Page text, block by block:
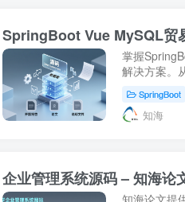
SpringBoot Vue MySQL贸
掌握
解决方案。
平台。【知
SpringBoot
知海
企业管理系统源码 – 知海论
知海论文提